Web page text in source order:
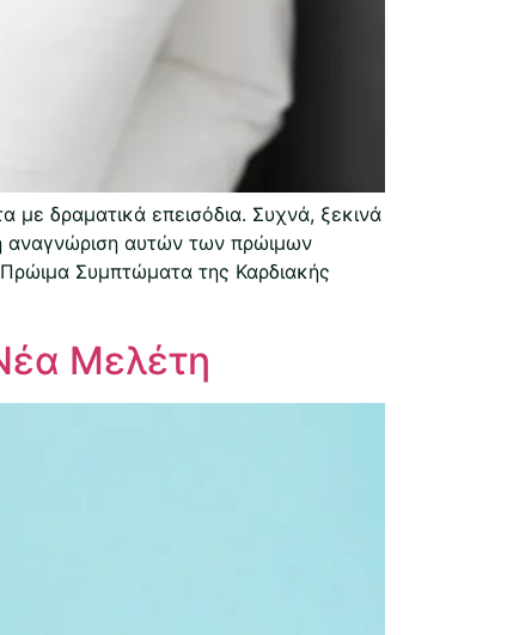
με δραματικά επεισόδια. Συχνά, ξεκινά
αναγνώριση αυτών των πρώιμων
Συμπτώματα της Καρδιακής
Μελέτη